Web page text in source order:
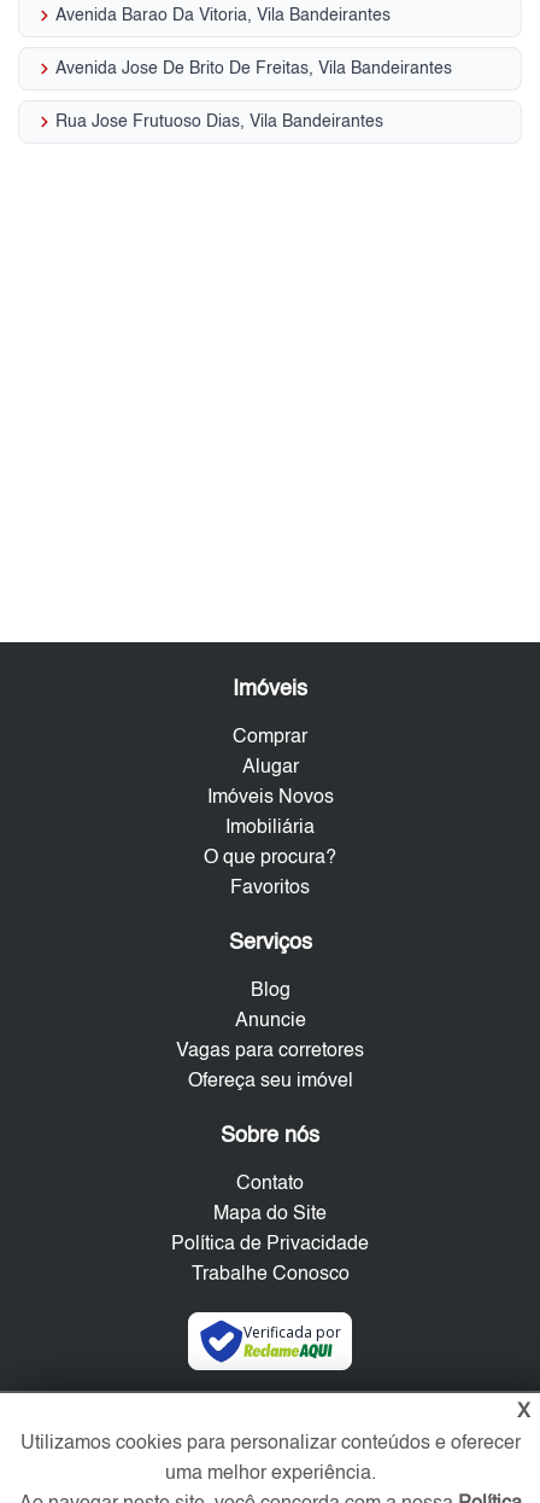
keyboard_arrow_right Avenida Barao Da Vitoria, Vila Bandeirantes
keyboard_arrow_right Avenida Jose De Brito De Freitas, Vila Bandeirantes
keyboard_arrow_right Rua Jose Frutuoso Dias, Vila Bandeirantes
Imóveis
Comprar
Alugar
Imóveis Novos
Imobiliária
O que procura?
Favoritos
Serviços
Blog
Anuncie
Vagas para corretores
Ofereça seu imóvel
Sobre nós
Contato
Mapa do Site
Política de Privacidade
Trabalhe Conosco
Verificada por
X
Utilizamos cookies para personalizar conteúdos e oferecer
uma melhor experiência.